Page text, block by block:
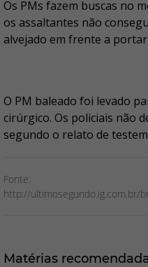
Os PMs fazem buscas no
os assaltantes não
alvejado em frente a
O PM baleado foi levado
cirúrgico. Os policiais não
segundo o relato de
Fonte:
http://ultimosegundo.ig.com.br/
Matérias